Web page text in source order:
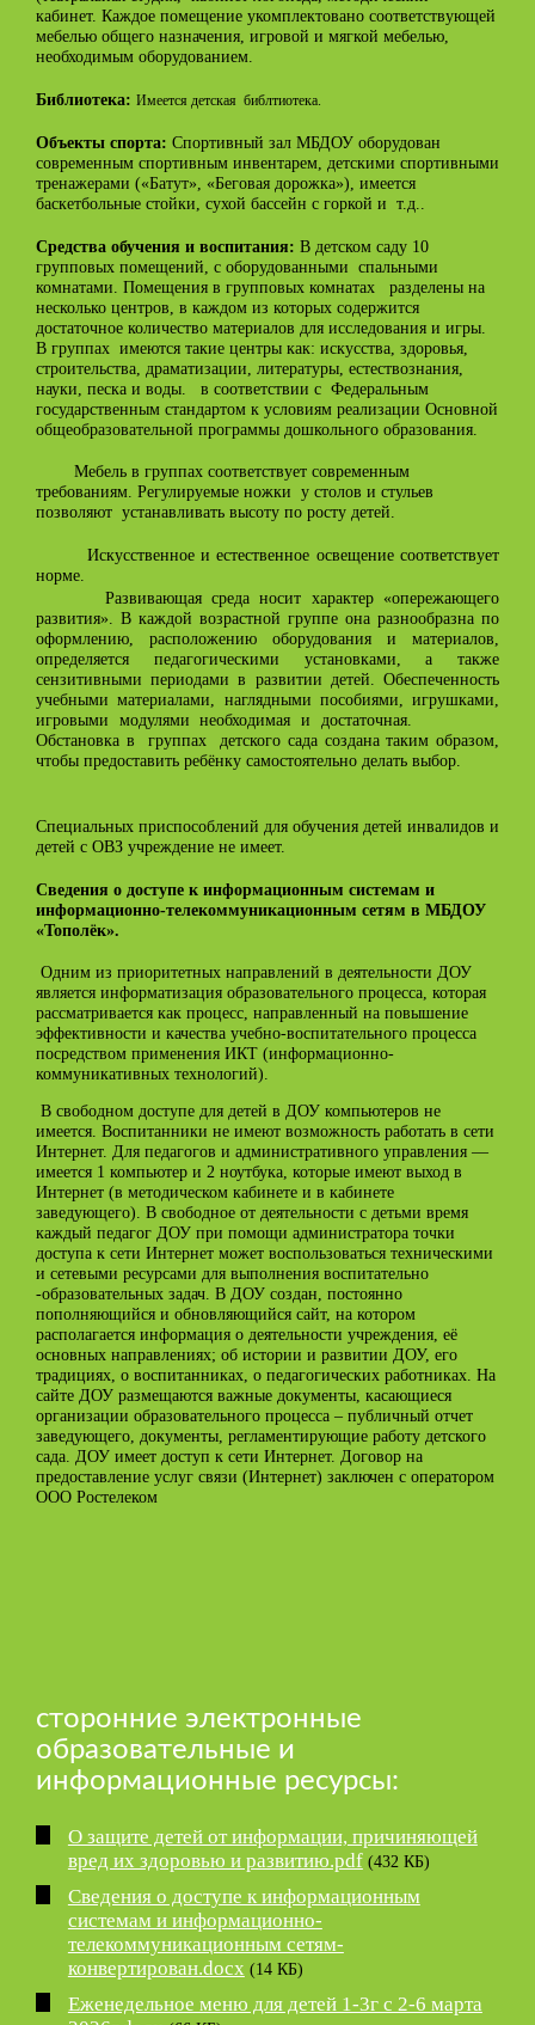
кабинет. Каждое помещение укомплектовано соответствующей
мебелью общего назначения, игровой и мягкой мебелью,
необходимым оборудованием.
Библиотека: Имеется детская библтиотека.
Объекты спорта: Спортивный зал МБДОУ оборудован
современным спортивным инвентарем, детскими спортивными
тренажерами («Батут», «Беговая дорожка»), имеется
баскетбольные стойки, сухой бассейн с горкой и т.д..
Средства обучения и воспитания: В детском саду 10
групповых помещений, с оборудованными спальными
комнатами. Помещения в групповых комнатах разделены на
несколько центров, в каждом из которых содержится
достаточное количество материалов для исследования и игры.
В группах имеются такие центры как: искусства, здоровья,
строительства, драматизации, литературы, естествознания,
науки, песка и воды. в соответствии с Федеральным
государственным стандартом к условиям реализации Основной
общеобразовательной программы дошкольного образования.
Мебель в группах соответствует современным
требованиям. Регулируемые ножки у столов и стульев
позволяют устанавливать высоту по росту детей.
Искусственное и естественное освещение соответствует
норме.
Развивающая среда носит характер «опережающего
развития». В каждой возрастной группе она разнообразна по
оформлению, расположению оборудования и материалов,
определяется педагогическими установками, а также
сензитивными периодами в развитии детей. Обеспеченность
учебными материалами, наглядными пособиями, игрушками,
игровыми модулями необходимая и достаточная.
Обстановка в группах детского сада создана таким образом,
чтобы предоставить ребёнку самостоятельно делать выбор.
Специальных приспособлений для обучения детей инвалидов и
детей с ОВЗ учреждение не имеет.
Сведения о доступе к информационным системам и
информационно-телекоммуникационным сетям в МБДОУ
«Тополёк».
Одним из приоритетных направлений в деятельности ДОУ
является информатизация образовательного процесса, которая
рассматривается как процесс, направленный на повышение
эффективности и качества учебно-воспитательного процесса
посредством применения ИКТ (информационно-
коммуникативных технологий).
В свободном доступе для детей в ДОУ компьютеров не
имеется. Воспитанники не имеют возможность работать в сети
Интернет. Для педагогов и административного управления —
имеется 1 компьютер и 2 ноутбука, которые имеют выход в
Интернет (в методическом кабинете и в кабинете
заведующего). В свободное от деятельности с детьми время
каждый педагог ДОУ при помощи администратора точки
доступа к сети Интернет может воспользоваться техническими
и сетевыми ресурсами для выполнения воспитательно
-образовательных задач. В ДОУ создан, постоянно
пополняющийся и обновляющийся сайт, на котором
располагается информация о деятельности учреждения, её
основных направлениях; об истории и развитии ДОУ, его
традициях, о воспитанниках, о педагогических работниках. На
сайте ДОУ размещаются важные документы, касающиеся
организации образовательного процесса – публичный отчет
заведующего, документы, регламентирующие работу детского
сада. ДОУ имеет доступ к сети Интернет. Договор на
предоставление услуг связи (Интернет) заключен с оператором
ООО Ростелеком
сторонние электронные
образовательные и
информационные ресурсы:
О защите детей от информации, причиняющей
вред их здоровью и развитию.pdf (432 КБ)
Сведения о доступе к информационным
системам и информационно-
телекоммуникационным сетям-
конвертирован.docx (14 КБ)
Еженедельное меню для детей 1-3г с 2-6 марта